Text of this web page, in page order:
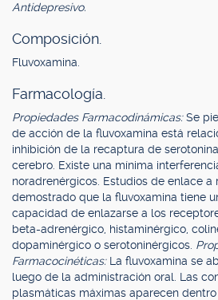
Antidepresivo.
Composición.
Fluvoxamina.
Farmacología.
Propiedades Farmacodinámicas:Se
de acción de la fluvoxamina está
inhibición de la recaptura de
cerebro. Existe una mínima
noradrenérgicos. Estudios de enlace a
demostrado que la fluvoxamina tiene
capacidad de enlazarse a los
beta-adrenérgico, histaminérgico,
dopaminérgico o serotoninérgicos.
Farmacocinéticas: La fluvoxamina se
luego de la administración oral. Las
plasmáticas máximas aparecen